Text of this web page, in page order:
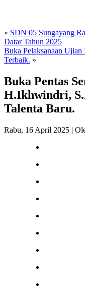
« SDN 05 Sungayang
Datar Tahun 2025
Buka Pelaksanaan
Terbaik. »
Buka Pentas
H.Ikhwindri,
Talenta Baru.
Rabu, 16 April 2025 |